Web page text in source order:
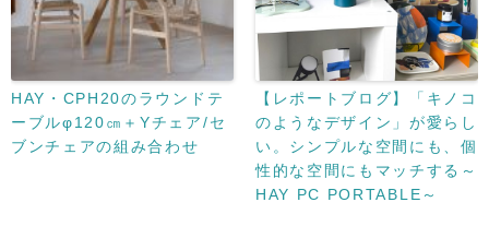
HAY・CPH20のラウンドテ
ーブルφ120㎝＋Yチェア/セ
ブンチェアの組み合わせ
【レポートブログ】「キノコ
のようなデザイン」が愛らし
い。シンプルな空間にも、個
性的な空間にもマッチする～
HAY PC PORTABLE～